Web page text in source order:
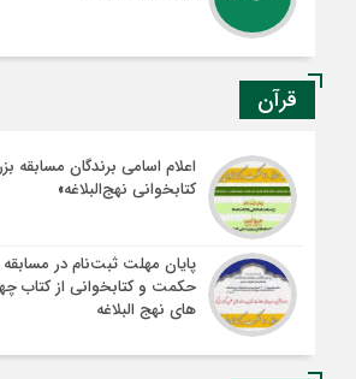
قرآن
اعلام اسامی برندگان
کتابخوانی نهج‌البلاغه»
حکمت و کتابخوانی از کتاب
های نهج البلاغه